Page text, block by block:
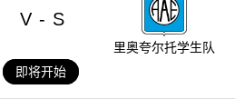
V - S
里奥夸尔托学生队
即将开始